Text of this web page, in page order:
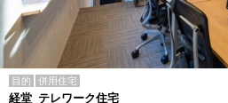
目的 併用住宅
経堂_テレワーク住宅